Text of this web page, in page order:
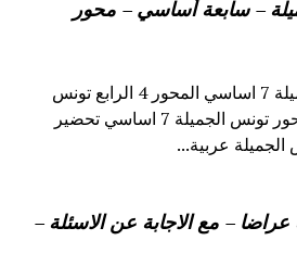
– سابعة أساسي – محور
شرح قصيدة تونس الجميلة 7 اساسي المحور 4 الرابع تونس
الجميلة شرح نصوص محور تونس الجميلة 7 اساسي تحضير
عربية...
– مع الاجابة عن الاسئلة –